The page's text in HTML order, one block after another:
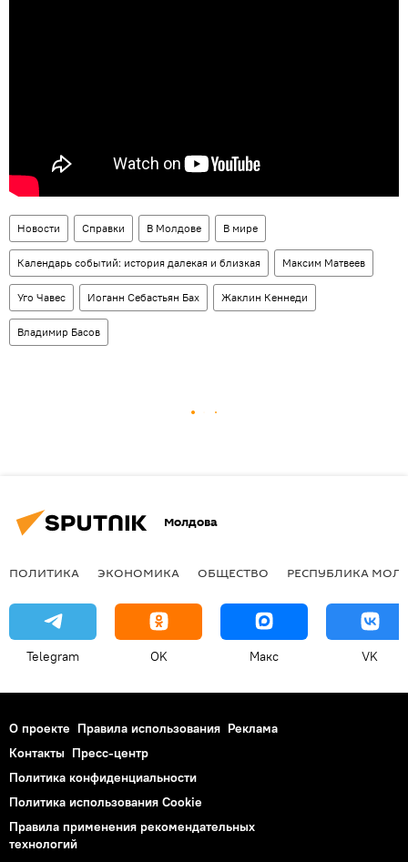
Новости Справки В Молдове В мире
Календарь событий: история далекая и близкая Максим Матвеев
Уго Чавес Иоганн Себастьян Бах Жаклин Кеннеди
Владимир Басов
Молдова
ПОЛИТИКА ЭКОНОМИКА ОБЩЕСТВО РЕСПУБЛИКА
Telegram OK Макс VK
О проекте Правила использования Реклама
Контакты Пресс-центр
Политика конфиденциальности
Политика использования Cookie
Правила применения рекомендательных
технологий